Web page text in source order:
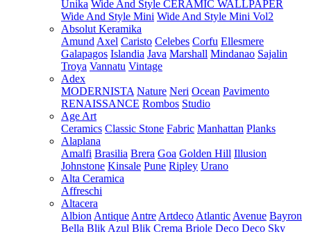
Unika Wide And Style CERAMIC WALLPAPER
Wide And Style Mini Wide And Style Mini Vol2
Absolut Keramika
Amund Axel Caristo Celebes Corfu Ellesmere
Galapagos Islandia Java Marshall Mindanao Sajalin
Troya Vannatu Vintage
Adex
MODERNISTA Nature Neri Ocean Pavimento
RENAISSANCE Rombos Studio
Age Art
Ceramics Classic Stone Fabric Manhattan Planks
Alaplana
Amalfi Brasilia Brera Goa Golden Hill Illusion
Johnstone Kinsale Pune Ripley Urano
Alta Ceramica
Affreschi
Altacera
Albion Antique Antre Artdeco Atlantic Avenue Bayron
Bella Blik Azul Blik Crema Briole Deco Deco Sky